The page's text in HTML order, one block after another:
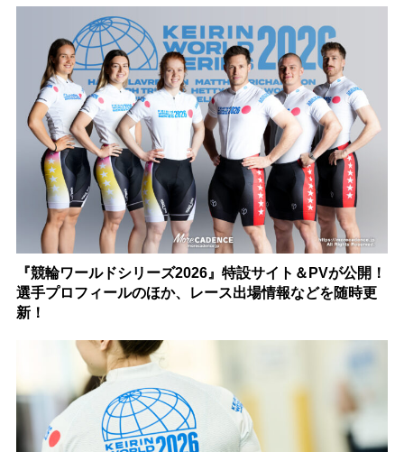
『競輪ワールドシリーズ2026』特設サイト＆PVが公開！
選手プロフィールのほか、レース出場情報などを随時更
新！